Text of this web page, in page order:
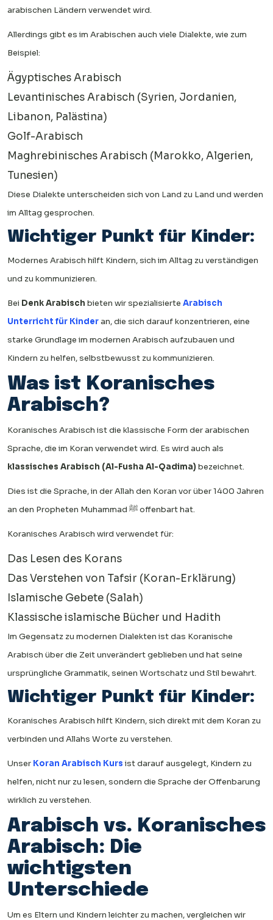
arabischen Ländern verwendet wird.
Allerdings gibt es im Arabischen auch viele Dialekte, wie zum
Beispiel:
Ägyptisches Arabisch
Levantinisches Arabisch (Syrien, Jordanien,
Libanon, Palästina)
Golf-Arabisch
Maghrebinisches Arabisch (Marokko, Algerien,
Tunesien)
Diese Dialekte unterscheiden sich von Land zu Land und werden
im Alltag gesprochen.
Wichtiger Punkt für Kinder:
Modernes Arabisch hilft Kindern, sich im Alltag zu verständigen
und zu kommunizieren.
Bei Denk Arabisch bieten wir spezialisierte Arabisch
Unterricht für Kinderan, die sich darauf konzentrieren, eine
starke Grundlage im modernen Arabisch aufzubauen und
Kindern zu helfen, selbstbewusst zu kommunizieren.
Was ist Koranisches
Arabisch?
Koranisches Arabisch ist die klassische Form der arabischen
Sprache, die im Koran verwendet wird. Es wird auch als
klassisches Arabisch (Al-Fusha Al-Qadima) bezeichnet.
Dies ist die Sprache, in der Allah den Koran vor über 1400 Jahren
an den Propheten Muhammad ﷺ offenbart hat.
Koranisches Arabisch wird verwendet für:
Das Lesen des Korans
Das Verstehen von Tafsir (Koran-Erklärung)
Islamische Gebete (Salah)
Klassische islamische Bücher und Hadith
Im Gegensatz zu modernen Dialekten ist das Koranische
Arabisch über die Zeit unverändert geblieben und hat seine
ursprüngliche Grammatik, seinen Wortschatz und Stil bewahrt.
Wichtiger Punkt für Kinder:
Koranisches Arabisch hilft Kindern, sich direkt mit dem Koran zu
verbinden und Allahs Worte zu verstehen.
Unser Koran Arabisch Kurs ist darauf ausgelegt, Kindern zu
helfen, nicht nur zu lesen, sondern die Sprache der Offenbarung
wirklich zu verstehen.
Arabisch vs. Koranisches
Arabisch: Die
wichtigsten
Unterschiede
Um es Eltern und Kindern leichter zu machen, vergleichen wir